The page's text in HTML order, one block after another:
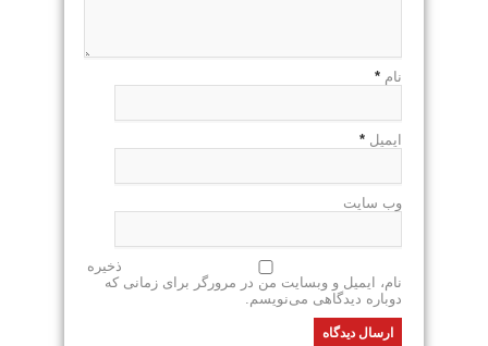
نام *
ایمیل *
وب سایت
ذخیره
نام، ایمیل و وبسایت من در مرورگر برای زمانی که
دوباره دیدگاهی می‌نویسم.